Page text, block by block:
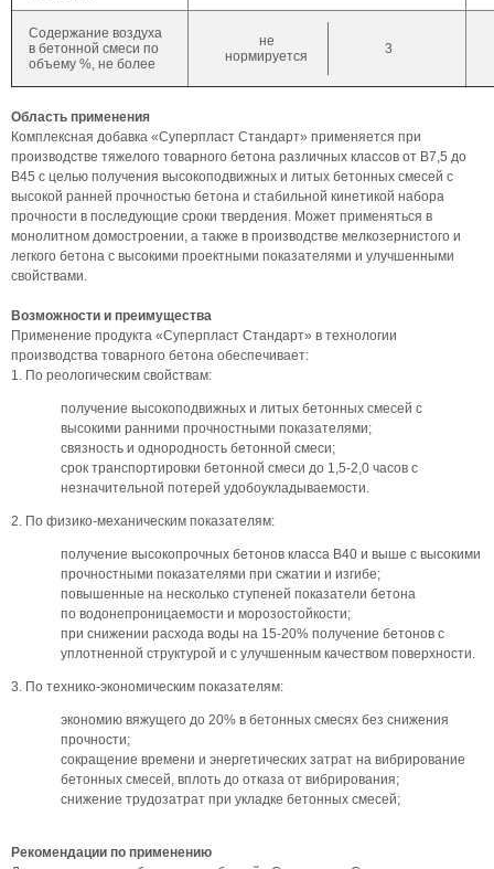
Содержание воздуха
в бетонной смеси по
объему %, не более
не
нормируется
3
Область применения
Комплексная добавка «Суперпласт Стандарт» применяется при
производстве тяжелого товарного бетона различных классов от В7,5 до
В45 с целью получения высокоподвижных и литых бетонных смесей с
высокой ранней прочностью бетона и стабильной кинетикой набора
прочности в последующие сроки твердения. Может применяться в
монолитном домостроении, а также в производстве мелкозернистого и
легкого бетона с высокими проектными показателями и улучшенными
свойствами.
Возможности и преимущества
Применение продукта «Суперпласт Стандарт» в технологии
производства товарного бетона обеспечивает:
1. По реологическим свойствам:
получение высокоподвижных и литых бетонных смесей с
высокими ранними прочностными показателями;
связность и однородность бетонной смеси;
срок транспортировки бетонной смеси до 1,5-2,0 часов с
незначительной потерей удобоукладываемости.
2. По физико-механическим показателям:
получение высокопрочных бетонов класса В40 и выше с высокими
прочностными показателями при сжатии и изгибе;
повышенные на несколько ступеней показатели бетона
по водонепроницаемости и морозостойкости;
при снижении расхода воды на 15-20% получение бетонов с
уплотненной структурой и с улучшенным качеством поверхности.
3. По технико-экономическим показателям:
экономию вяжущего до 20% в бетонных смесях без снижения
прочности;
сокращение времени и энергетических затрат на вибрирование
бетонных смесей, вплоть до отказа от вибрирования;
снижение трудозатрат при укладке бетонных смесей;
Рекомендации по применению